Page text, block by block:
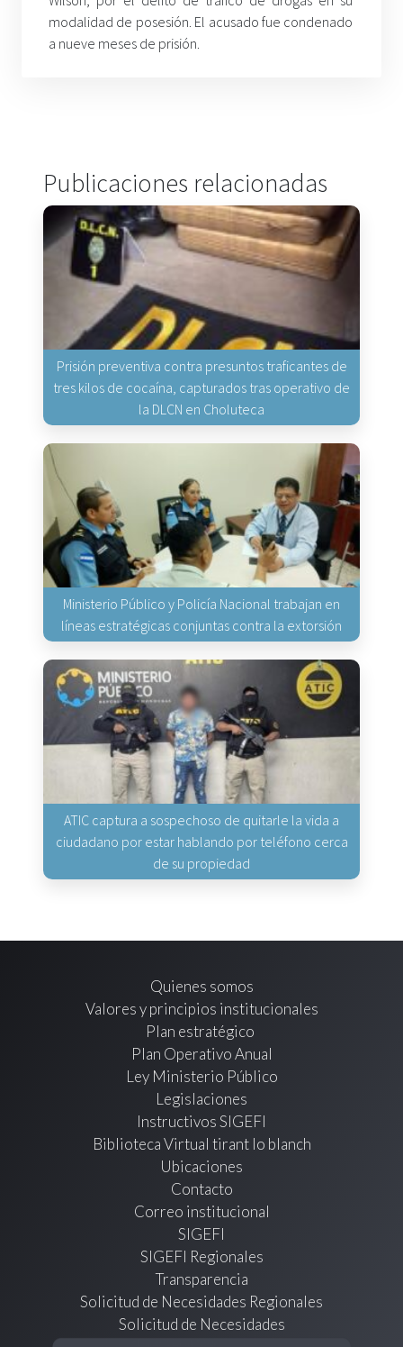
modalidad de posesión. El acusado fue condenado
a nueve meses de prisión.
Publicaciones relacionadas
Prisión preventiva contra presuntos traficantes de
tres kilos de cocaína, capturados tras operativo de
la DLCN en Choluteca
Ministerio Público y Policía Nacional trabajan en
líneas estratégicas conjuntas contra la extorsión
ATIC captura a sospechoso de quitarle la vida a
ciudadano por estar hablando por teléfono cerca
de su propiedad
Quienes somos
Valores y principios institucionales
Plan estratégico
Plan Operativo Anual
Ley Ministerio Público
Legislaciones
Instructivos SIGEFI
Biblioteca Virtual tirant lo blanch
Ubicaciones
Contacto
Correo institucional
SIGEFI
SIGEFI Regionales
Transparencia
Solicitud de Necesidades Regionales
Solicitud de Necesidades